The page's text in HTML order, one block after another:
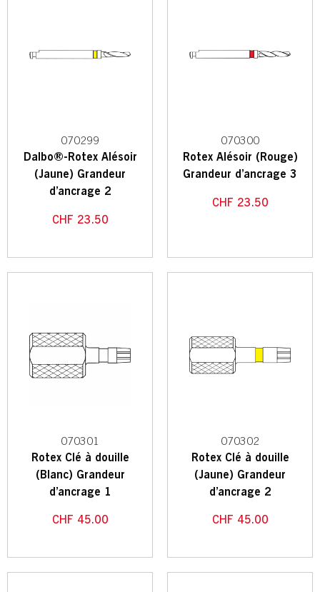
070299
Dalbo®-Rotex Alésoir
(Jaune) Grandeur
d’ancrage 2
CHF 23.50
070300
Rotex Alésoir (Rouge)
Grandeur d’ancrage 3
CHF 23.50
070301
Rotex Clé à douille
(Blanc) Grandeur
d’ancrage 1
CHF 45.00
070302
Rotex Clé à douille
(Jaune) Grandeur
d’ancrage 2
CHF 45.00